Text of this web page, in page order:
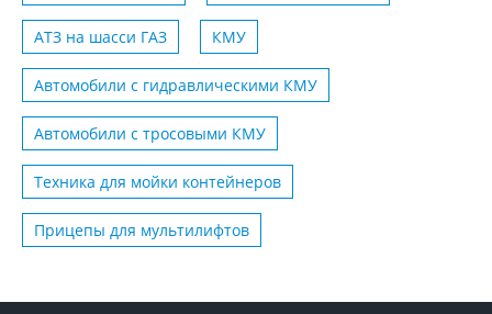
АТЗ на шасси ГАЗ КМУ
Автомобили с гидравлическими КМУ
Автомобили с тросовыми КМУ
Техника для мойки контейнеров
Прицепы для мультилифтов